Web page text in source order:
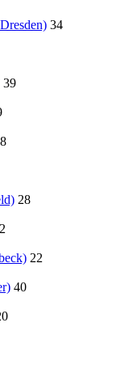
34
39
28
22
40